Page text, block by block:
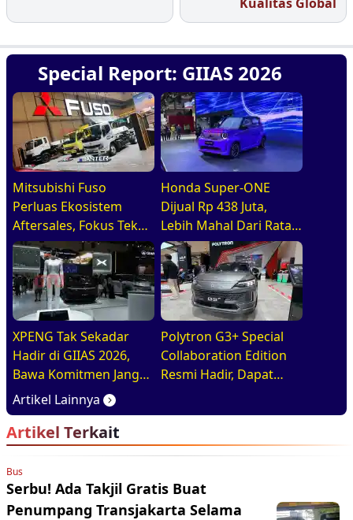
Special Report: GIIAS 2026
Mitsubishi Fuso
Perluas Ekosistem
Aftersales, Fokus Tekan
Waktu Perawatan
Armada
Honda Super-ONE
Dijual Rp 438 Juta,
Lebih Mahal Dari Rata2
EV Tiongkok
XPENG Tak Sekadar
Hadir di GIIAS 2026,
Bawa Komitmen Jangka
Panjang Bangun
Ekosistem Kendaraan
Listrik Indonesia
Polytron G3+ Special
Collaboration Edition
Resmi Hadir, Dapat
Juta
Artikel Lainnya
Artikel Terkait
Bus
Serbu! Ada Takjil Gratis Buat
Penumpang Transjakarta Selama